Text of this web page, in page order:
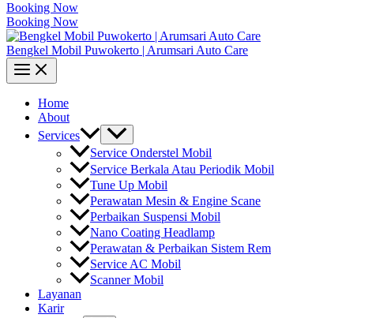
Booking Now
Booking Now
Bengkel Mobil Puwokerto | Arumsari Auto Care
Home
About
Services
Service Onderstel Mobil
Service Berkala Atau Periodik Mobil
Tune Up Mobil
Perawatan Mesin & Engine Scane
Perbaikan Suspensi Mobil
Nano Coating Headlamp
Perawatan & Perbaikan Sistem Rem
Service AC Mobil
Scanner Mobil
Layanan
Karir